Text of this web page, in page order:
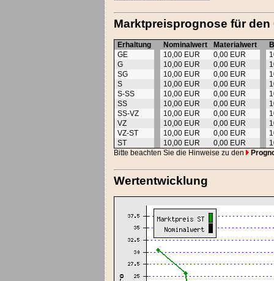
Marktpreisprognose für den
Erhaltung Nominalwert Materialwert
GE
10,00 EUR 0,00 EUR
G
10,00 EUR 0,00 EUR
SG
10,00 EUR 0,00 EUR
S
10,00 EUR 0,00 EUR
S-SS
10,00 EUR 0,00 EUR
SS
10,00 EUR 0,00 EUR
SS-VZ
10,00 EUR 0,00 EUR
VZ
10,00 EUR 0,00 EUR
VZ-ST
10,00 EUR 0,00 EUR
ST
10,00 EUR 0,00 EUR
Bitte beachten Sie die Hinweise zu den
Wertentwicklung